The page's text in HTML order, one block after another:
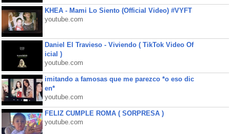
KHEA - Mami Lo Siento (Official Video) #VYFT
youtube.com
Daniel El Travieso - Viviendo ( TikTok Video Of
icial )
youtube.com
imitando a famosas que me parezco *o eso dic
en*
youtube.com
FELIZ CUMPLE ROMA ( SORPRESA )
youtube.com